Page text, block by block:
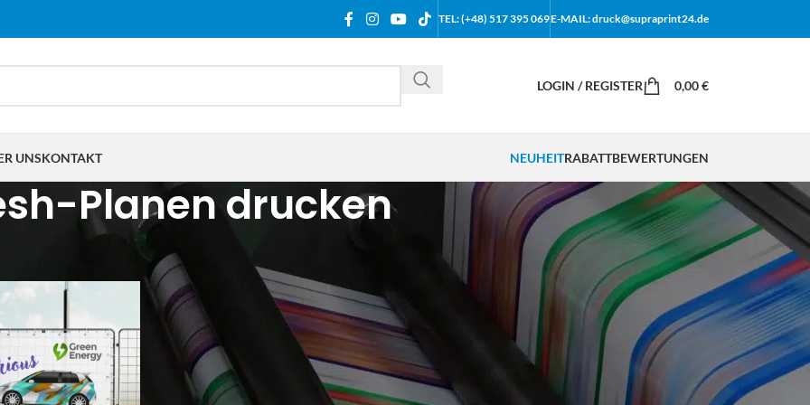
TEL: (+48) 517 395 069E-MAIL: druck@supraprint24.de
LOGIN / REGISTER 0,00€
UNSKONTAKT NEUHEITRABATTBEWERTUNGEN
Planen drucken
mit „Mesh-Planen drucken“